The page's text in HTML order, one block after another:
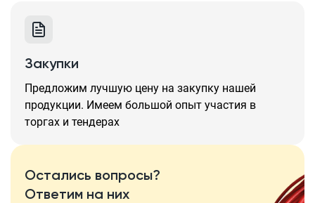
Закупки
Предложим лучшую цену на закупку нашей
продукции. Имеем большой опыт участия в
торгах и тендерах
Остались вопросы?
Ответим на них